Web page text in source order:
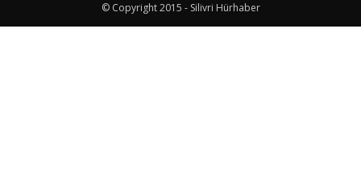
© Copyright 2015 - Silivri Hürhaber